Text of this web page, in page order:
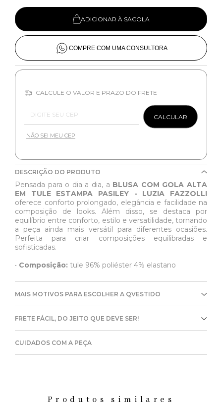
ADICIONAR À SACOLA
COMPRE COM UMA CONSULTORA
CALCULE O VALOR E PRAZO DO FRETE
CALCULAR
NÃO SEI MEU CEP
DESCRIÇÃO DO PRODUTO
Pensada para o dia a dia, a BLUSA COM GOLA ALTA
EM TULE ESTAMPA PASILEY - LUZIA FAZZOLLI
oferece conforto prolongado, elegância e facilidade na
composição de looks. Além disso, se destaca por
equilíbrio entre conforto, estilo e versatilidade, tornando
a peça ainda mais versátil para diferentes ocasiões.
Perfeita para criar composições equilibradas e
sofisticadas.
• Composição: tule 96% poliéster 4% elastano
MAIS MOTIVOS PARA ESCOLHER A QVESTIDO
FRETE FÁCIL, DO JEITO QUE DEVE SER!
CUIDADOS COM A PEÇA
Produtos similares